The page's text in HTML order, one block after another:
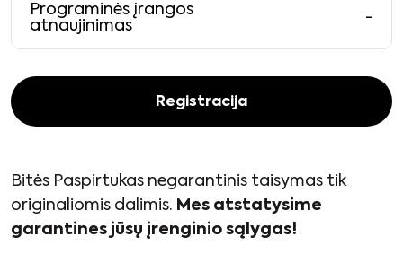
Programinės įrangos
atnaujinimas
-
Registracija
Bitės Paspirtukas negarantinis taisymas tik
originaliomis dalimis. Mes atstatysime
garantines jūsų įrenginio sąlygas!